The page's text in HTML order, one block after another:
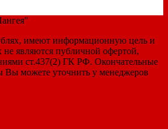
имеют информационную цель и
не являются публичной офертой,
ст.437(2) ГК РФ. Окончательные
Вы можете уточнить у менеджеров